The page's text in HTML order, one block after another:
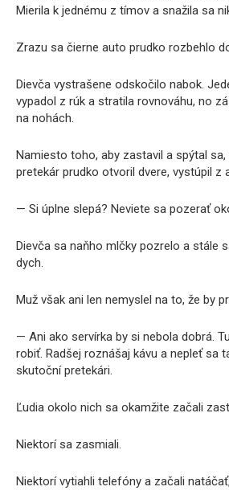
Mierila k jednému z tímov a snažila sa
Zrazu sa čierne auto prudko rozbehlo
Dievča vystrašene odskočilo nabok.
vypadol z rúk a stratila rovnováhu, no
na nohách.
Namiesto toho, aby zastavil a spýtal sa,
pretekár prudko otvoril dvere, vystúpil z
— Si úplne slepá? Neviete sa pozerať
Dievča sa naňho mlčky pozrelo a stále
dych.
Muž však ani len nemyslel na to, že by
— Ani ako servírka by si nebola dobrá.
robiť. Radšej roznášaj kávu a nepleť sa
skutoční pretekári.
Ľudia okolo nich sa okamžite začali
Niektorí sa zasmiali.
Niektorí vytiahli telefóny a začali